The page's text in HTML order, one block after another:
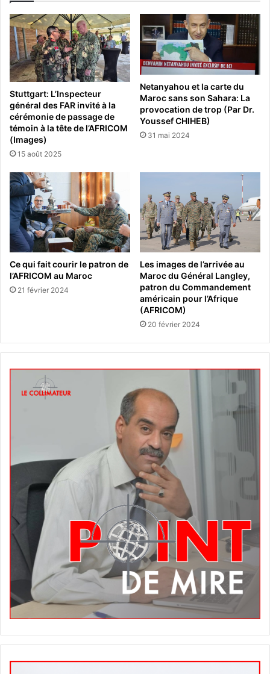
Stuttgart: L’Inspecteur
général des FAR invité à la
cérémonie de passage de
témoin à la tête de l’AFRICOM
(Images)
15 août 2025
Netanyahou et la carte du
Maroc sans son Sahara: La
provocation de trop (Par Dr.
Youssef CHIHEB)
31 mai 2024
Ce qui fait courir le patron de
l’AFRICOM au Maroc
21 février 2024
Les images de l’arrivée au
Maroc du Général Langley,
patron du Commandement
américain pour l’Afrique
(AFRICOM)
20 février 2024